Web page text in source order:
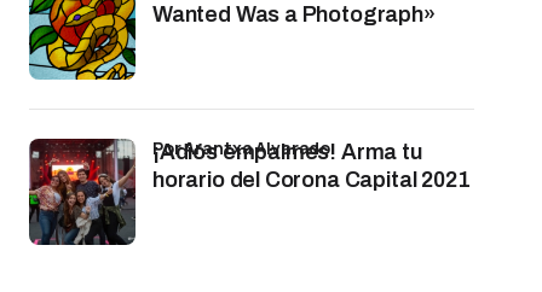
Wanted Was a Photograph»
¡Adiós empalmes! Arma tu
horario del Corona Capital 2021
por Arantxa Alvarado